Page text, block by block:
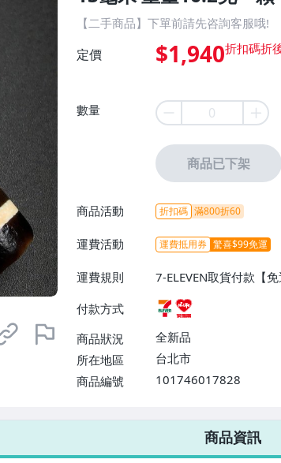
【二手商品】下單前請先咨詢客服哦!
定價 $1,940
數量
商品已下架
商品活動 折扣碼 滿800折60
運費活動 運費抵用券 驚喜$99免運
運費規則
7-ELEVEN取貨付款【
付款方式
商品狀況
全新品
所在地區
台北市
商品編號
101746017828
7-ELEVEN 運費只要38元
不限金額、筆數，筆筆優惠
商品資訊